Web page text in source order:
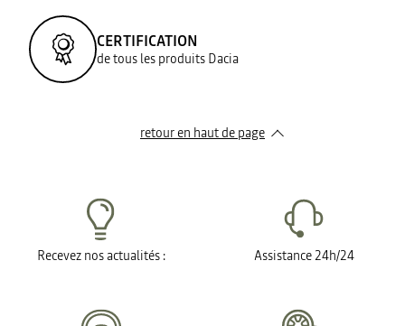
CERTIFICATION
de tous les produits Dacia
retour en haut de page​
Recevez nos actualités : Assistance 24h/24